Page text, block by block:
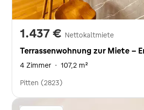
1.437 € Nettokaltmiete
Terrassenwohnung zur Miete -
4 Zimmer · 107,2 m²
Pitten (2823)